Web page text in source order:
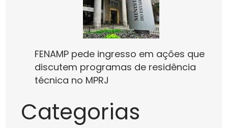
FENAMP pede ingresso em ações que
discutem programas de residência
técnica no MPRJ
Categorias